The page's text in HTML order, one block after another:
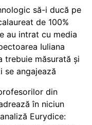
să-i ducă pe
de 100%
au intrat cu media
Iuliana
trebuie măsurată și
se angajează
din
în niciun
Eurydice: